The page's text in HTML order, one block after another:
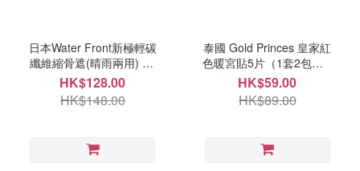
日本Water Front新極輕碳
纖維縮骨遮(晴雨兩用) 10
月中
HK$128.00
HK$148.00
泰國 Gold Princes 皇家紅
色暖宮貼5片（1套2包） 9
月中
HK$59.00
HK$89.00